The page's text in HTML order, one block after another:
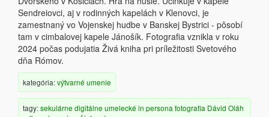
Sendreiovci, aj v rodinných kapelách v Klenovci, je
zamestnaný vo Vojenskej hudbe v Banskej Bystrici - pôsobí
tam v cimbalovej kapele Jánošík. Fotografia vznikla v roku
2024 počas podujatia Živá kniha pri príležitosti Svetového
dňa Rómov.
kategória:výtvarné umenie
tagy:sekulárne digitálne umelecké in persona fotografia Dávid Oláh